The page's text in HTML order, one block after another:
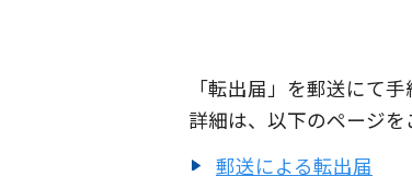
「転出届」を郵送にて
詳細は、以下のページを
郵送による転出届